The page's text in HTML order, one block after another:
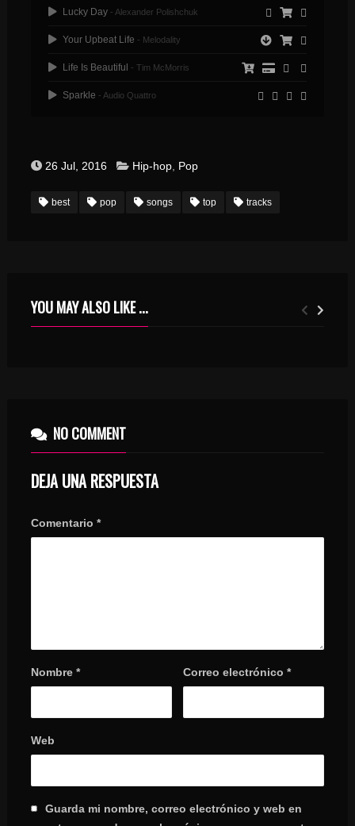
Lucky Day- Alexander Polishchuk
Your Upbeat Life - Melodality
Life Is Beautiful - Tim McMorris
Sparkle - Audio Quattro
26 Jul, 2016 Hip-hop, Pop
best pop songs top tracks
YOU MAY ALSO LIKE ...
TOP 10 ELECTRO HOUSE
NO COMMENT
DEJA UNA RESPUESTA
Comentario *
Nombre * Correo electrónico*
Web
Guarda mi nombre, correo electrónico y web en